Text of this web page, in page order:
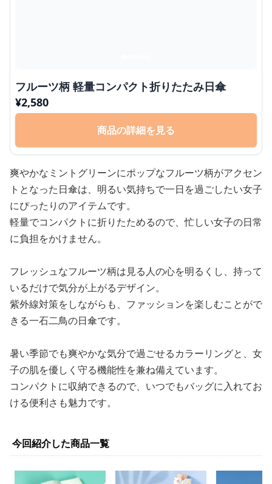
フルーツ柄 軽量コンパクト折りたたみ日傘
¥2,580
商品の詳細を見る
爽やかなミントグリーンにポップなフルーツ柄がアクセン
トとなった日傘は、明るい気持ちで一日を過ごしたい女子
にぴったりのアイテムです。
軽量でコンパクトに折りたためるので、忙しい女子の日常
に負担をかけません。
フレッシュなフルーツ柄は見る人の心を明るくし、持って
いるだけで気分が上がるデザイン。
紫外線対策をしながらも、ファッションを楽しむことがで
きる一石二鳥の日傘です。
暑い季節でも爽やかな気分で過ごせるカラーリングと、女
子の肌を優しく守る機能性を兼ね備えています。
コンパクトに収納できるので、いつでもバッグに入れてお
ける便利さも魅力です。
今回紹介した商品一覧